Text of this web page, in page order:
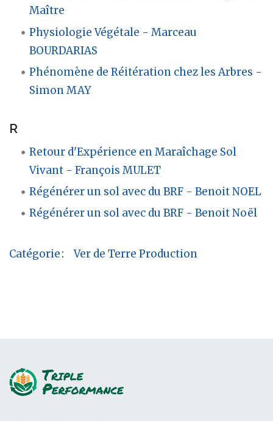
Maître
Physiologie Végétale - Marceau
BOURDARIAS
Phénomène de Réitération chez les Arbres -
Simon MAY
R
Retour d'Expérience en Maraîchage Sol
Vivant - François MULET
Régénérer un sol avec du BRF - Benoit NOEL
Régénérer un sol avec du BRF - Benoit Noël
Catégorie: Ver de Terre Production